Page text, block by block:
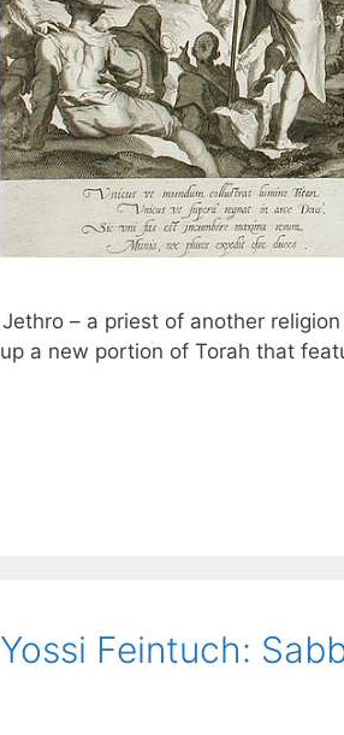
Jethro – a priest of another
up a new portion of Torah that
Yossi Feintuch: